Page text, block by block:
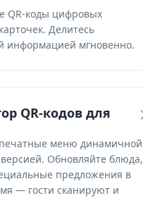
QR-коды цифровых
Делитесь
информацией мгновенно.
QR-кодов для
меню динамичной
Обновляйте блюда,
предложения в
— гости сканируют и